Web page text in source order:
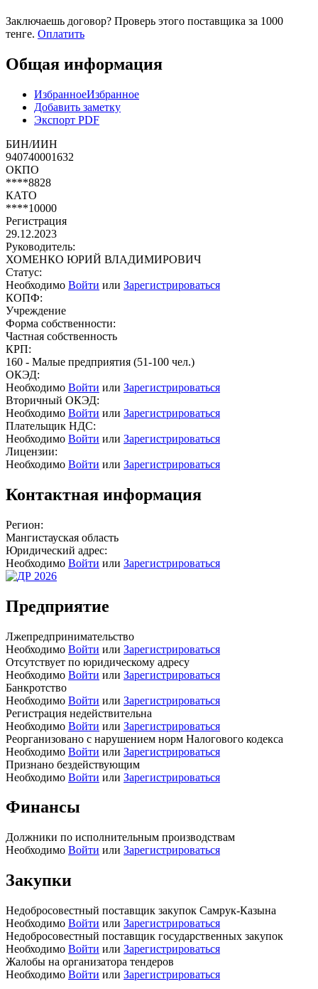
Заключаешь договор? Проверь этого поставщика за 1000
тенге. Оплатить
Общая информация
ИзбранноеИзбранное
Добавить заметку
Экспорт PDF
БИН/ИИН
940740001632
ОКПО
****8828
КАТО
****10000
Регистрация
29.12.2023
Руководитель:
ХОМЕНКО ЮРИЙ ВЛАДИМИРОВИЧ
Статус:
Необходимо Войти или Зарегистрироваться
КОПФ:
Учреждение
Форма собственности:
Частная собственность
КРП:
160 - Малые предприятия (51-100 чел.)
ОКЭД:
Необходимо Войти или Зарегистрироваться
Вторичный ОКЭД:
Необходимо Войти или Зарегистрироваться
Плательщик НДС:
Необходимо Войти или Зарегистрироваться
Лицензии:
Необходимо Войти или Зарегистрироваться
Контактная информация
Регион:
Мангистауская область
Юридический адрес:
Необходимо Войти или Зарегистрироваться
Предприятие
Лжепредпринимательство
Необходимо Войти или Зарегистрироваться
Отсутствует по юридическому адресу
Необходимо Войти или Зарегистрироваться
Банкротство
Необходимо Войти или Зарегистрироваться
Регистрация недействительна
Необходимо Войти или Зарегистрироваться
Реорганизовано с нарушением норм Налогового кодекса
Необходимо Войти или Зарегистрироваться
Признано бездействующим
Необходимо Войти или Зарегистрироваться
Финансы
Должники по исполнительным производствам
Необходимо Войти или Зарегистрироваться
Закупки
Недобросовестный поставщик закупок Самрук-Казына
Необходимо Войти или Зарегистрироваться
Недобросовестный поставщик государственных закупок
Необходимо Войти или Зарегистрироваться
Жалобы на организатора тендеров
Необходимо Войти или Зарегистрироваться